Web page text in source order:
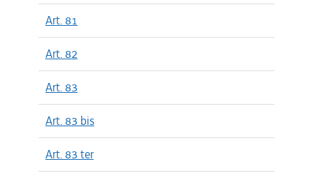
Art. 81
Art. 82
Art. 83
Art. 83 bis
Art. 83 ter